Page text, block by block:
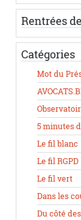
Rentrées
Catégories
Mot du
5 minutes
Le fil blanc
Le fil RGPD
Le fil vert
Dans les
Du côté